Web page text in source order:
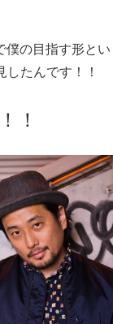
僕の目指す形と
たんです！！
！